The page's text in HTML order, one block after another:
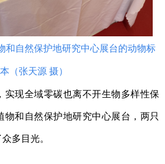
和自然保护地研究中心展台的动物标
本（张天源 摄）
现全域零碳也离不开生物多样性保
物和自然保护地研究中心展台，两只
多目光。